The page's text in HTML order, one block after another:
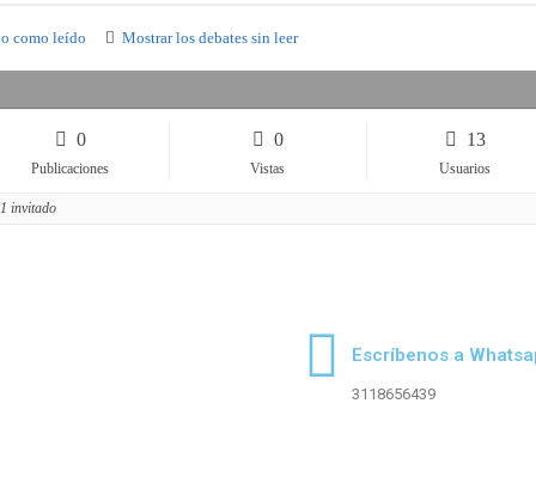
como leído Mostrar los debates sin leer
0
Publicaciones
0
Vistas
13
Usuarios
1 invitado
Escríbenos a
3118656439